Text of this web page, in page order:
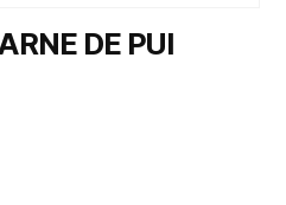
DE PUI